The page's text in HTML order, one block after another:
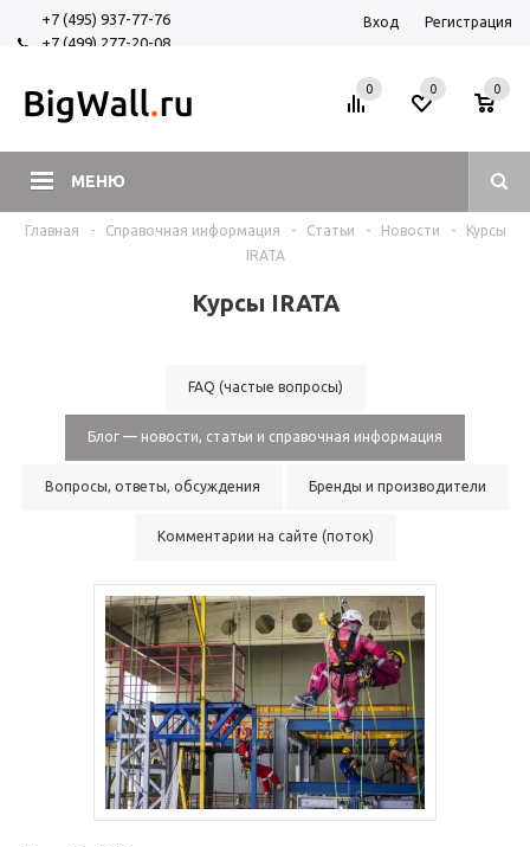
+7 (495) 937-77-76
+7 (499) 277-20-08
Вход Регистрация
МЕНЮ
0 0
0
Главная - Справочная информация - Статьи - Новости -
Курсы
IRATA
Курсы IRATA
FAQ (частые вопросы)
Блог — новости, статьи и справочная информация
Вопросы, ответы, обсуждения Бренды и производители
Комментарии на сайте (поток)